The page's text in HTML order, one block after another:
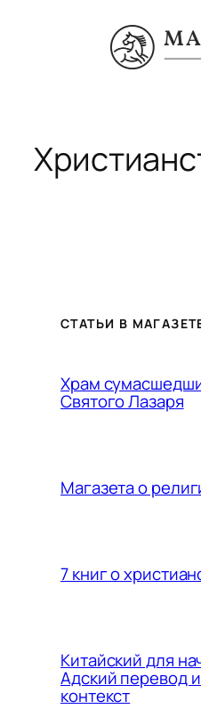
содержимому
СТАТЬИ В
Храм
Святого Лазаря
Магазета о
7 книг о
Китайский для
Адский перевод
контекст